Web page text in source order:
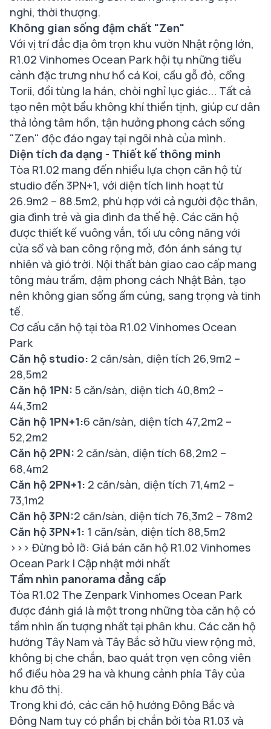
nghi, thời thượng.
Không gian sống đậm chất "Zen"
Với vị trí đắc địa ôm trọn khu vườn Nhật rộng lớn,
R1.02 Vinhomes Ocean Park hội tụ những tiểu
cảnh đặc trưng như hồ cá Koi, cầu gỗ đỏ, cổng
Torii, đồi tùng la hán, chòi nghỉ lục giác... Tất cả
tạo nên một bầu không khí thiền tịnh, giúp cư dân
thả lỏng tâm hồn, tận hưởng phong cách sống
"Zen" độc đáo ngay tại ngôi nhà của mình.
Diện tích đa dạng - Thiết kế thông minh
Tòa R1.02 mang đến nhiều lựa chọn căn hộ từ
studio đến 3PN+1, với diện tích linh hoạt từ
26.9m2 – 88.5m2, phù hợp với cả người độc thân,
gia đình trẻ và gia đình đa thế hệ. Các căn hộ
được thiết kế vuông vắn, tối ưu công năng với
cửa sổ và ban công rộng mở, đón ánh sáng tự
nhiên và gió trời. Nội thất bàn giao cao cấp mang
tông màu trầm, đậm phong cách Nhật Bản, tạo
nên không gian sống ấm cúng, sang trọng và tinh
tế.
Cơ cấu căn hộ tại tòa R1.02 Vinhomes Ocean
Park
Căn hộ studio: 2 căn/sàn, diện tích 26,9m2 –
28,5m2
Căn hộ 1PN: 5 căn/sàn, diện tích 40,8m2 –
44,3m2
Căn hộ 1PN+1:6 căn/sàn, diện tích 47,2m2 –
52,2m2
Căn hộ 2PN: 2 căn/sàn, diện tích 68,2m2 –
68,4m2
Căn hộ 2PN+1: 2 căn/sàn, diện tích 71,4m2 –
73,1m2
Căn hộ 3PN:2 căn/sàn, diện tích 76,3m2 – 78m2
Căn hộ 3PN+1: 1 căn/sàn, diện tích 88,5m2
>>> Đừng bỏ lỡ: Giá bán căn hộ R1.02 Vinhomes
Ocean Park | Cập nhật mới nhất
Tầm nhìn panorama đẳng cấp
Tòa R1.02 The Zenpark Vinhomes Ocean Park
được đánh giá là một trong những tòa căn hộ có
tầm nhìn ấn tượng nhất tại phân khu. Các căn hộ
hướng Tây Nam và Tây Bắc sở hữu view rộng mở,
không bị che chắn, bao quát trọn vẹn công viên
hồ điều hòa 29 ha và khung cảnh phía Tây của
khu đô thị.
Trong khi đó, các căn hộ hướng Đông Bắc và
Đông Nam tuy có phần bị chắn bởi tòa R1.03 và